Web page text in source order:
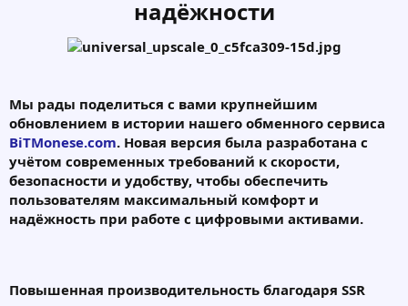
надёжности
Мы рады поделиться с вами крупнейшим
обновлением в истории нашего обменного сервиса
BiTMonese.com. Новая версия была разработана с
учётом современных требований к скорости,
безопасности и удобству, чтобы обеспечить
пользователям максимальный комфорт и
надёжность при работе с цифровыми активами.
Повышенная производительность благодаря SSR